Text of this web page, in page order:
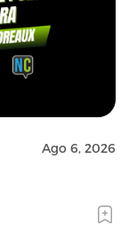
Ago 6, 2026